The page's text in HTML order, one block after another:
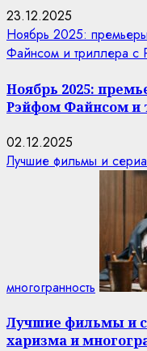
23.12.2025
Ноябрь 2025:
Файнсом и триллера с
Ноябрь 2025:
Рэйфом Файнсом и
02.12.2025
Лучшие фильмы и
многогранность
Лучшие фильмы и
харизма и